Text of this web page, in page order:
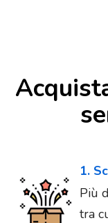
1.
Più
tra